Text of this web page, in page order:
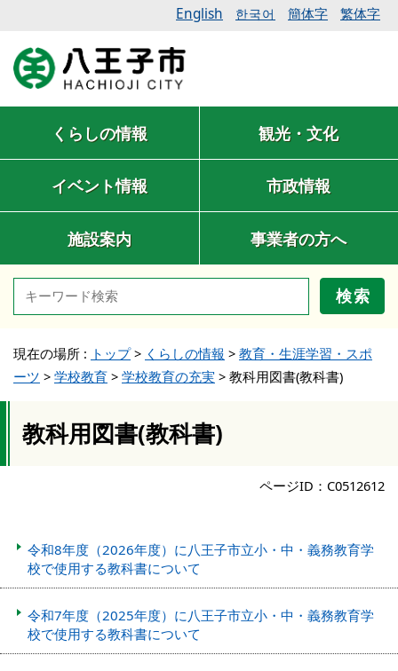
English 한국어 簡体字 繁体字
くらしの情報 観光・文化
イベント情報 市政情報
施設案内 事業者の方へ
検索
現在の場所 : トップ> くらしの情報 > 教育・生涯学習・スポ
ーツ > 学校教育 > 学校教育の充実 > 教科用図書(教科書)
教科用図書(教科書)
ページID：C0512612
令和8年度（2026年度）に八王子市立小・中・義務教育学
校で使用する教科書について
令和7年度（2025年度）に八王子市立小・中・義務教育学
校で使用する教科書について